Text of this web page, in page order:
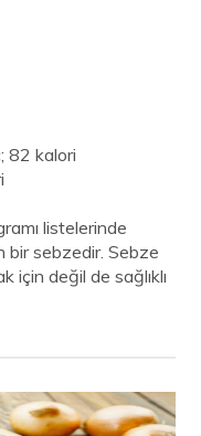
82 kalori
listelerinde
bir sebzedir. Sebze
için değil de sağlıklı